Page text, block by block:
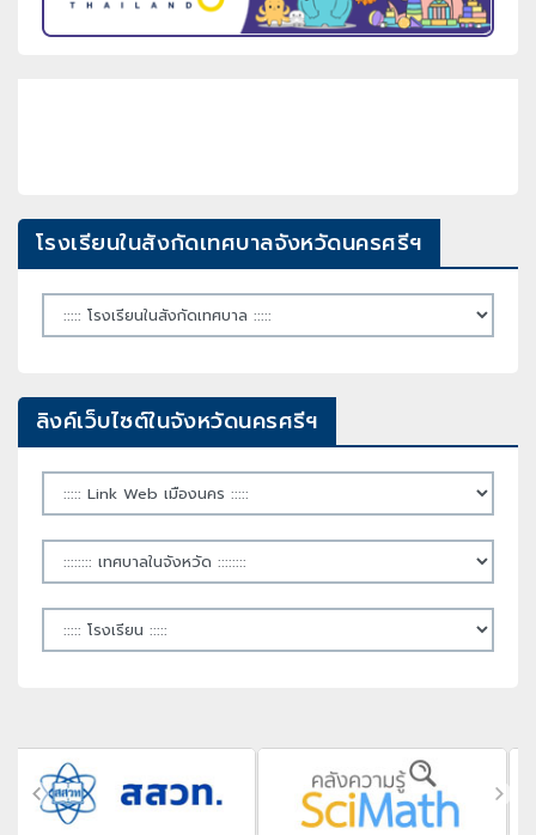
โรงเรียนในสังกัดเทศบาลจังหวัดนครศรีฯ
ลิงค์เว็บไซต์ในจังหวัดนครศรีฯ